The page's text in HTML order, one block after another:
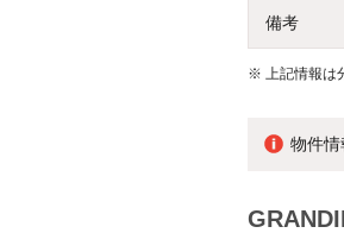
備考
※ 上記情報
物件